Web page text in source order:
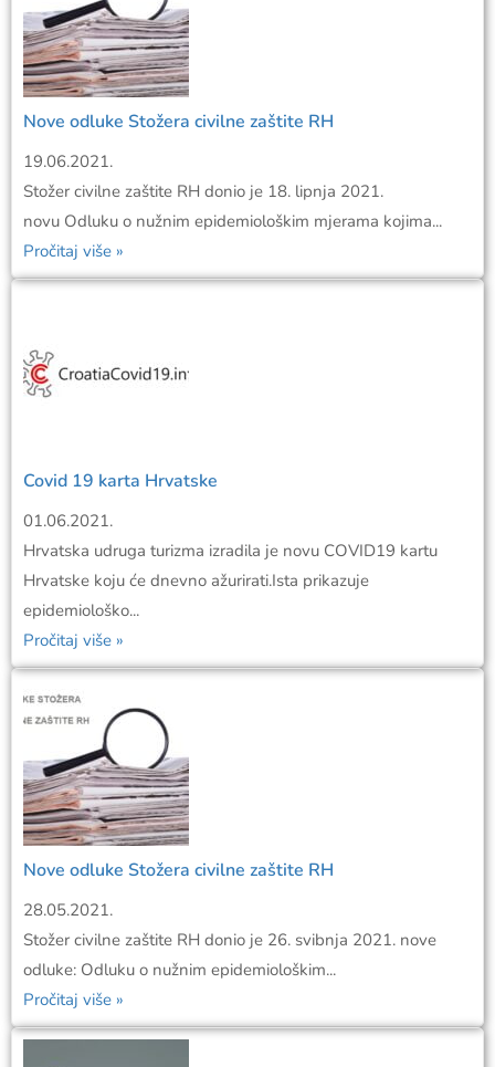
Nove odluke Stožera civilne zaštite RH
19.06.2021.
Stožer civilne zaštite RH donio je 18. lipnja 2021.
novu Odluku o nužnim epidemiološkim mjerama kojima...
Pročitaj više »
Covid 19 karta Hrvatske
01.06.2021.
Hrvatska udruga turizma izradila je novu COVID19 kartu
Hrvatske koju će dnevno ažurirati.Ista prikazuje
epidemiološko...
Pročitaj više »
Nove odluke Stožera civilne zaštite RH
28.05.2021.
Stožer civilne zaštite RH donio je 26. svibnja 2021. nove
odluke: Odluku o nužnim epidemiološkim...
Pročitaj više »